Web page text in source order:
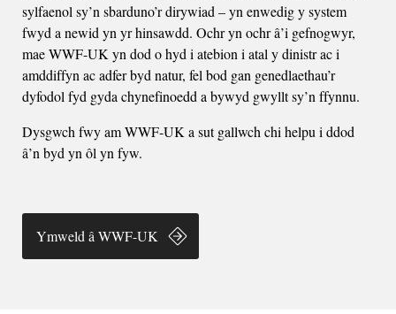
sylfaenol sy’n sbarduno’r dirywiad – yn enwedig y system
fwyd a newid yn yr hinsawdd. Ochr yn ochr â’i gefnogwyr,
mae WWF-UK yn dod o hyd i atebion i atal y dinistr ac i
amddiffyn ac adfer byd natur, fel bod gan genedlaethau’r
dyfodol fyd gyda chynefinoedd a bywyd gwyllt sy’n ffynnu.
Dysgwch fwy am WWF-UK a sut gallwch chi helpu i ddod
â’n byd yn ôl yn fyw.
Ymweld â WWF-UK